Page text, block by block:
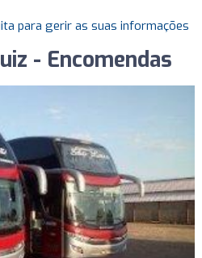
para gerir as suas informações
- Encomendas